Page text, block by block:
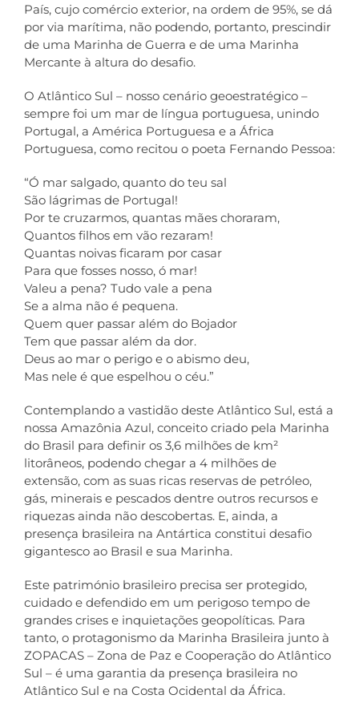
País, cujo comércio exterior, na ordem de 95%, se dá
por via marítima, não podendo, portanto, prescindir
de uma Marinha de Guerra e de uma Marinha
Mercante à altura do desafio.
O Atlântico Sul – nosso cenário geoestratégico –
sempre foi um mar de língua portuguesa, unindo
Portugal, a América Portuguesa e a África
Portuguesa, como recitou o poeta Fernando Pessoa:
“Ó mar salgado, quanto do teu sal
São lágrimas de Portugal!
Por te cruzarmos, quantas mães choraram,
Quantos filhos em vão rezaram!
Quantas noivas ficaram por casar
Para que fosses nosso, ó mar!
Valeu a pena? Tudo vale a pena
Se a alma não é pequena.
Quem quer passar além do Bojador
Tem que passar além da dor.
Deus ao mar o perigo e o abismo deu,
Mas nele é que espelhou o céu.”
Contemplando a vastidão deste Atlântico Sul, está a
nossa Amazônia Azul, conceito criado pela Marinha
do Brasil para definir os 3,6 milhões de km²
litorâneos, podendo chegar a 4 milhões de
extensão, com as suas ricas reservas de petróleo,
gás, minerais e pescados dentre outros recursos e
riquezas ainda não descobertas. E, ainda, a
presença brasileira na Antártica constitui desafio
gigantesco ao Brasil e sua Marinha.
Este património brasileiro precisa ser protegido,
cuidado e defendido em um perigoso tempo de
grandes crises e inquietações geopolíticas. Para
tanto, o protagonismo da Marinha Brasileira junto à
ZOPACAS – Zona de Paz e Cooperação do Atlântico
Sul – é uma garantia da presença brasileira no
Atlântico Sul e na Costa Ocidental da África.